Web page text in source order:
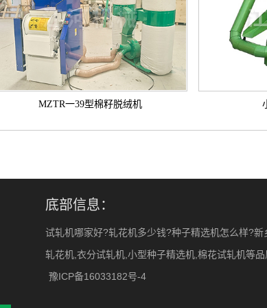
MZTR一39型棉籽脱绒机
底部信息：
试轧机哪家好?轧花机多少钱?种子精选机怎么样?
轧花机,衣分试轧机,小型种子精选机,棉花试轧机等
豫ICP备16033182号-4